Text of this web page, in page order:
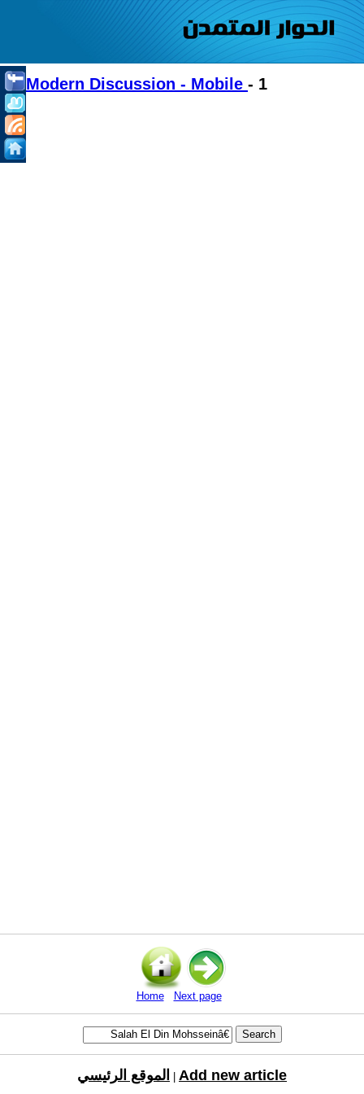
Modern Discussion - Mobile - 1
Home Next page
الموقع الرئيسي Add new article